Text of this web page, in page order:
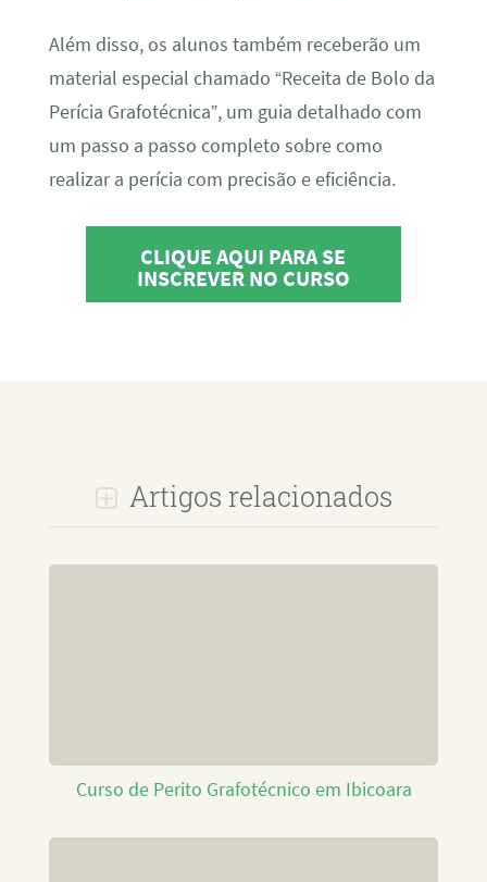
Além disso, os alunos também receberão um
material especial chamado “Receita de Bolo da
Perícia Grafotécnica”, um guia detalhado com
um passo a passo completo sobre como
realizar a perícia com precisão e eficiência.
CLIQUE AQUI PARA SE
INSCREVER NO CURSO
Artigos relacionados
Curso de Perito Grafotécnico em Ibicoara